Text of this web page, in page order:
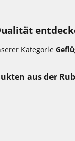
Kategorie
aus der